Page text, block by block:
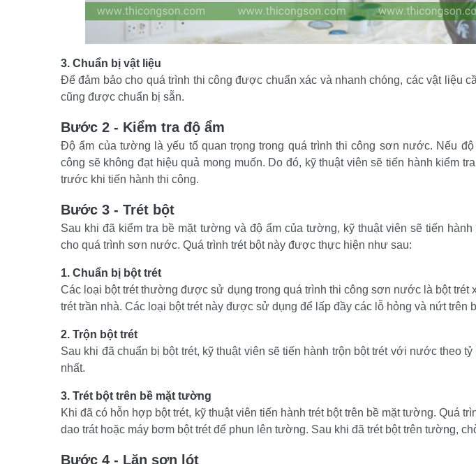
3. Chuẩn bị vật liệu
Để đảm bảo cho quá trình thi công được chuẩn xác và nhanh chóng, các vật liệu
cũng được chuẩn bị sẵn.
Bước 2 - Kiểm tra độ ẩm
Độ ẩm của tường là yếu tố quan trọng trong quá trình thi công sơn nước. Nếu
công sẽ không đạt hiệu quả mong muốn. Do đó, kỹ thuật viên sẽ tiến hành kiểm
trước khi tiến hành thi công.
Bước 3 - Trét bột
Sau khi đã kiểm tra bề mặt tường và độ ẩm của tường, kỹ thuật viên sẽ tiến
cho quá trình sơn nước. Quá trình trét bột này được thực hiện như sau:
1. Chuẩn bị bột trét
Các loại bột trét thường được sử dụng trong quá trình thi công sơn nước là bột trét
trét trần nhà. Các loại bột trét này được sử dụng để lấp đầy các lỗ hỏng và nứt trên
2. Trộn bột trét
Sau khi đã chuẩn bị bột trét, kỹ thuật viên sẽ tiến hành trộn bột trét với nước theo
nhất.
3. Trét bột trên bề mặt tường
Khi đã có hỗn hợp bột trét, kỹ thuật viên tiến hành trét bột trên bề mặt tường. Quá
dao trát hoặc máy bơm bột trét để phun lên tường. Sau khi đã trét bột trên tường,
Bước 4 - Lăn sơn lót